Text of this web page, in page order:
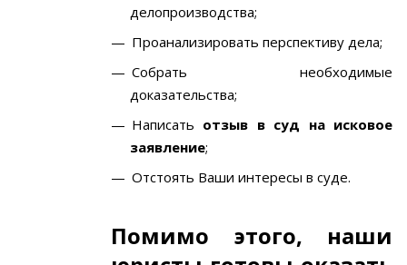
делопроизводства;
Проанализировать перспективу дела;
Собрать необходимые
доказательства;
Написать отзыв в суд на исковое
заявление;
Отстоять Ваши интересы в суде.
Помимо этого, наши